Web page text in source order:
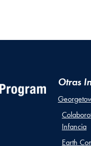
Otras
Infancia
Earth